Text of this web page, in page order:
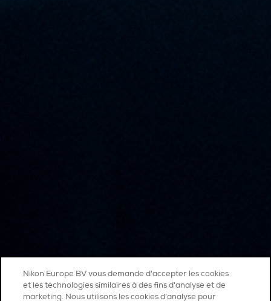
Nikon Europe BV vous demande d'accepter les cookies
et les technologies similaires à des fins d'analyse et de
marketing. Nous utilisons les cookies d’analyse pour